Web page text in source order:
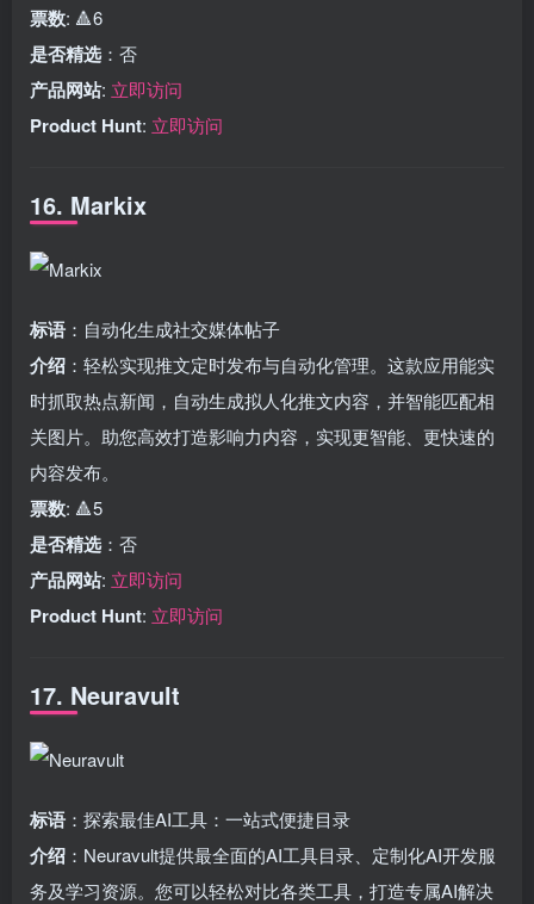
票数: 🔺6
是否精选 ：否
产品网站: 立即访问
Product Hunt: 立即访问
16. Markix
标语 ：自动化生成社交媒体帖子
介绍 ：轻松实现推文定时发布与自动化管理。这款应用能实
时抓取热点新闻，自动生成拟人化推文内容，并智能匹配相
关图片。助您高效打造影响力内容，实现更智能、更快速的
内容发布。
票数: 🔺5
是否精选 ：否
产品网站: 立即访问
Product Hunt: 立即访问
17. Neuravult
标语 ：探索最佳AI工具：一站式便捷目录
介绍 ：Neuravult提供最全面的AI工具目录、定制化AI开发服
务及学习资源。您可以轻松对比各类工具，打造专属AI解决